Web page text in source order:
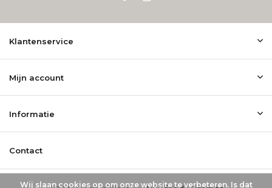
Klantenservice
Mijn account
Informatie
Contact
Wij slaan cookies op om onze website te verbeteren. Is dat